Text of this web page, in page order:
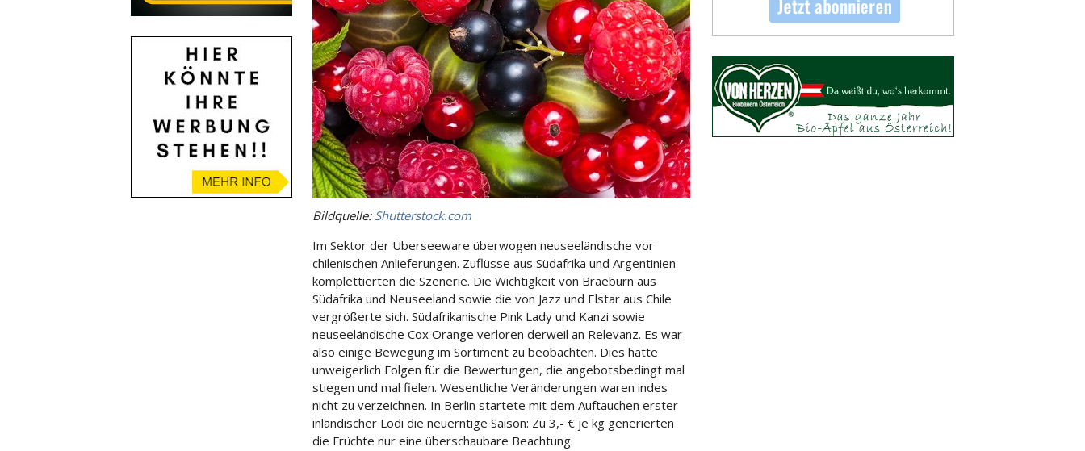
Bildquelle: Shutterstock.com
Im Sektor der Überseeware überwogen neuseeländische vor
chilenischen Anlieferungen. Zuflüsse aus Südafrika und Argentinien
komplettierten die Szenerie. Die Wichtigkeit von Braeburn aus
Südafrika und Neuseeland sowie die von Jazz und Elstar aus Chile
vergrößerte sich. Südafrikanische Pink Lady und Kanzi sowie
neuseeländische Cox Orange verloren derweil an Relevanz. Es war
also einige Bewegung im Sortiment zu beobachten. Dies hatte
unweigerlich Folgen für die Bewertungen, die angebotsbedingt mal
stiegen und mal fielen. Wesentliche Veränderungen waren indes
nicht zu verzeichnen. In Berlin startete mit dem Auftauchen erster
inländischer Lodi die neuerntige Saison: Zu 3,- € je kg generierten
die Früchte nur eine überschaubare Beachtung.